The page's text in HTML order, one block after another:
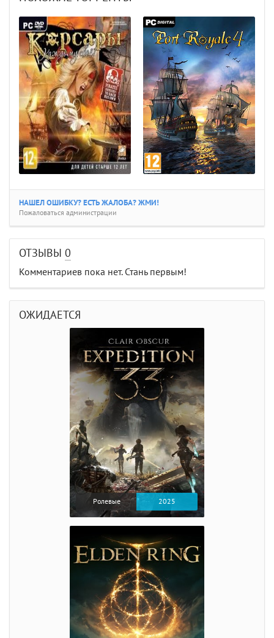
НАШЕЛ ОШИБКУ? ЕСТЬ ЖАЛОБА? ЖМИ!
Пожаловаться администрации
ОТЗЫВЫ 0
Комментариев пока нет. Стань первым!
ОЖИДАЕТСЯ
Ролевые 2025